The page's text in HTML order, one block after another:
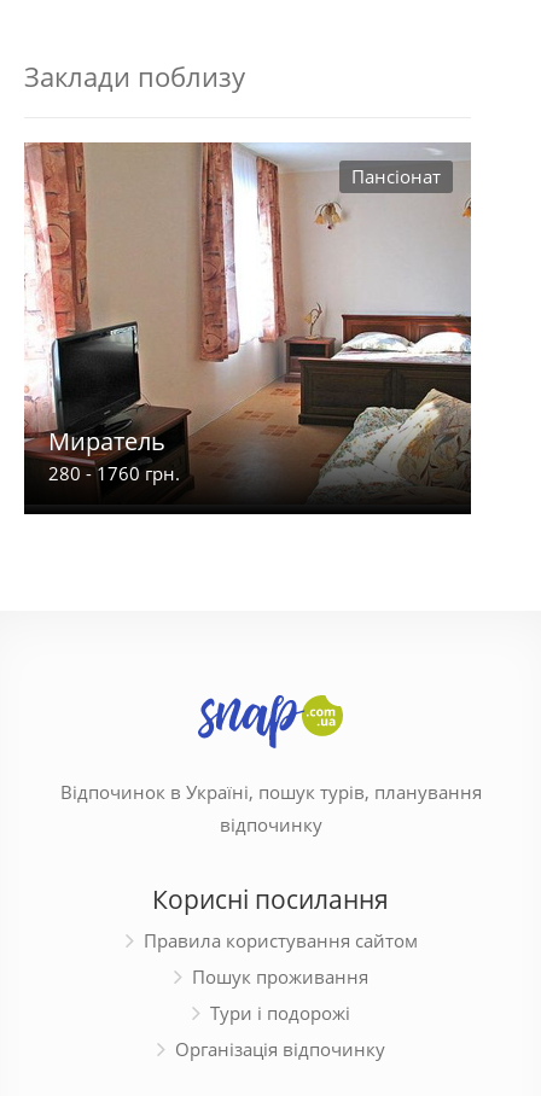
Заклади поблизу
Пансіонат
Миратель
280 - 1760 грн.
Відпочинок в Україні, пошук турів, планування
відпочинку
Корисні посилання
Правила користування сайтом
Пошук проживання
Тури і подорожі
Організація відпочинку